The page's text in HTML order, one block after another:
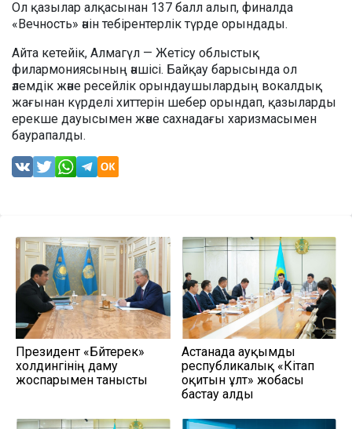
Ол қазылар алқасынан 137 балл алып, финалда
«Вечность» әнін тебірентерлік түрде орындады.
Айта кетейік, Алмагүл — Жетісу облыстық
филармониясының әншісі. Байқау барысында ол
әлемдік және ресейлік орындаушылардың вокалдық
жағынан күрделі хиттерін шебер орындап, қазыларды
ерекше дауысымен және сахнадағы харизмасымен
баурапалды.
Президент «Бәйтерек»
холдингінің даму
жоспарымен танысты
Астанада ауқымды
республикалық «Кітап
оқитын ұлт» жобасы
бастау алды